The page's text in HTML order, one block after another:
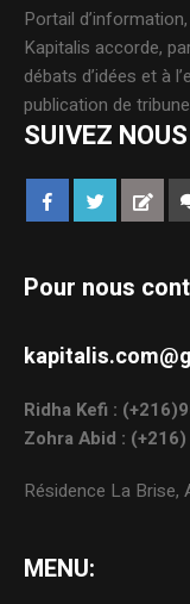
Portail
Kapitalis accorde,
débats d’idées et à
publication de
SUIVEZ NOUS
Pour nous
Ridha Kefi :
Zohra Abid :
Résidence La Brise,
MENU: